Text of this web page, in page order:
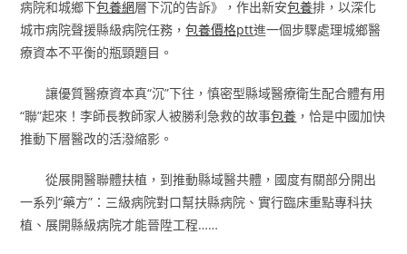
病院和城鄉下包養網層下沉的告訴》，作出新安包養排，以深化
城市病院聲援縣級病院任務，包養價格ptt進一個步驟處理城鄉醫
療資本不平衡的瓶頸題目。
讓優質醫療資本真“沉”下往，慎密型縣域醫療衛生配合體有用
“聯”起來！李師長教師家人被勝利急救的故事包養 ，恰是中國加快
推動下層醫改的活潑縮影。
從展開醫聯體扶植，到推動縣域醫共體，國度有關部分開出
一系列“藥方”：三級病院對口幫扶縣病院、實行臨床重點專科扶
植、展開縣級病院才能晉陞工程……